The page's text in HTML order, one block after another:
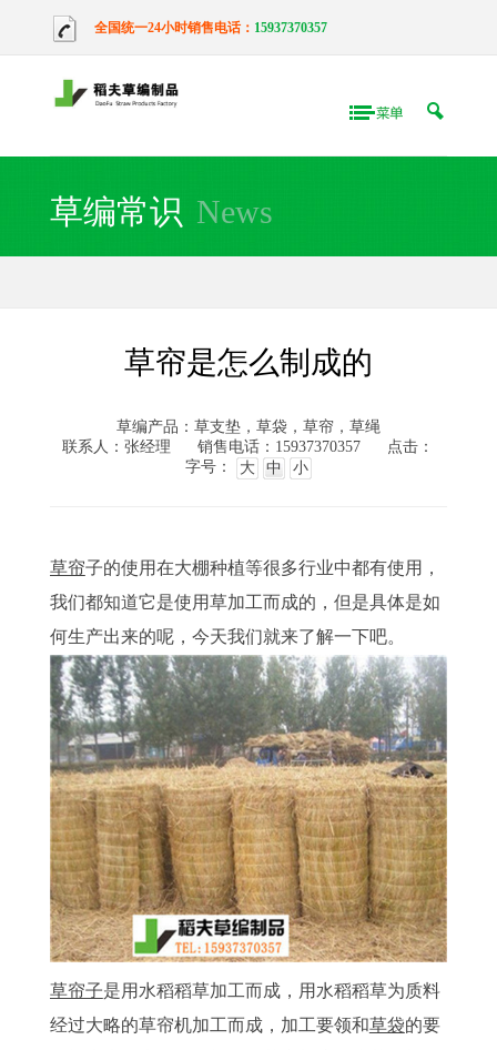
全国统一24小时销售电话： 15937370357
草编常识 News
草帘是怎么制成的
草编产品：草支垫，草袋，草帘，草绳
联系人：张经理
销售电话：15937370357
点击：
字号：
大 中 小
草帘子的使用在大棚种植等很多行业中都有使用，
我们都知道它是使用草加工而成的，但是具体是如
何生产出来的呢，今天我们就来了解一下吧。
草帘子是用水稻稻草加工而成，用水稻稻草为质料
经过大略的草帘机加工而成，加工要领和草袋的要